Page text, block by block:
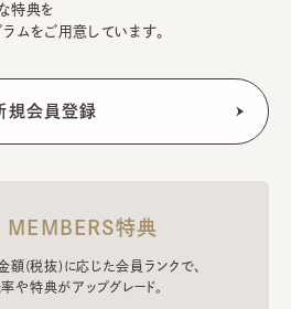
特典を
ムをご用意しています。
MEMBERS特典
額(税抜)に応じた会員ランクで、
や特典がアップグレード。